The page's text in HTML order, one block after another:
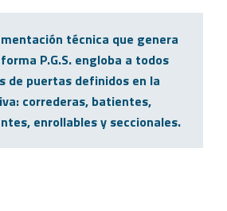
técnica que genera
P.G.S. engloba a todos
de puertas definidos en la
correderas, batientes,
enrollables y seccionales.